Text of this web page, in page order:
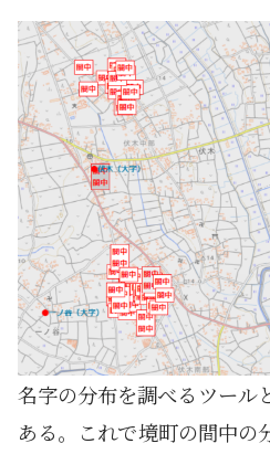
名字の分布を調べるツール
ある。これで境町の間中の